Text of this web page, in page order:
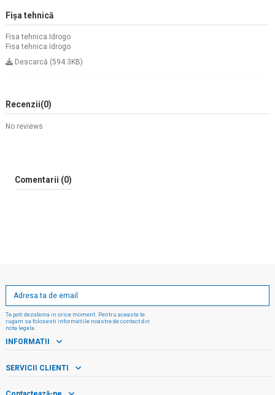
Fișa tehnică
Fisa tehnica Idrogo
Fisa tehnica Idrogo
Descarcă (594.3KB)
Recenzii(0)
No reviews
Comentarii (0)
Te poti dezabona in orice moment. Pentru aceasta te
rugam sa folosesti informatiile noastre de contact din
nota legala.
INFORMATII
SERVICII CLIENTI